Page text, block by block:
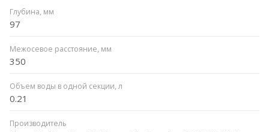
Глубина, мм
97
Межосевое расстояние, мм
350
Объем воды в одной секции, л
0.21
Производитель